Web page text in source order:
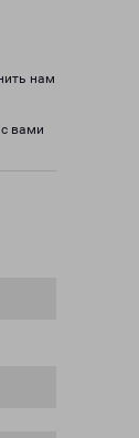
нам
вами